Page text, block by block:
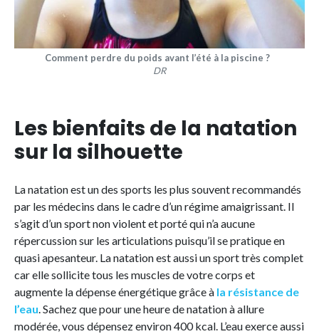
Comment perdre du poids avant l’été à la piscine ?
DR
Les bienfaits de la natation
sur la silhouette
La natation est un des sports les plus souvent recommandés
par les médecins dans le cadre d’un régime amaigrissant. Il
s’agit d’un sport non violent et porté qui n’a aucune
répercussion sur les articulations puisqu’il se pratique en
quasi apesanteur. La natation est aussi un sport très complet
car elle sollicite tous les muscles de votre corps et
augmente la dépense énergétique grâce à la résistance de
l’eau. Sachez que pour une heure de natation à allure
modérée, vous dépensez environ 400 kcal. L’eau exerce aussi